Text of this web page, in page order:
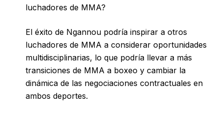
luchadores de MMA?
El éxito de Ngannou podría inspirar a otros
luchadores de MMA a considerar oportunidades
multidisciplinarias, lo que podría llevar a más
transiciones de MMA a boxeo y cambiar la
dinámica de las negociaciones contractuales en
ambos deportes.